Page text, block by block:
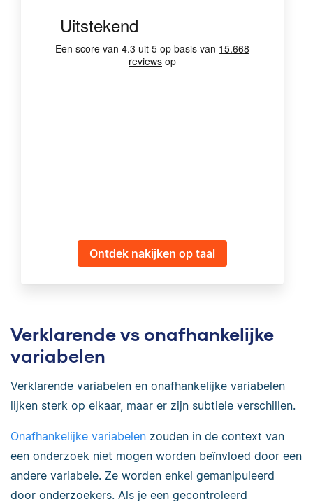
Ontdek nakijken op taal
Verklarende vs onafhankelijke
variabelen
Verklarende variabelen en onafhankelijke variabelen
lijken sterk op elkaar, maar er zijn subtiele verschillen.
Onafhankelijke variabelen zouden in de context van
een onderzoek niet mogen worden beïnvloed door een
andere variabele. Ze worden enkel gemanipuleerd
door onderzoekers. Als je een gecontroleerd